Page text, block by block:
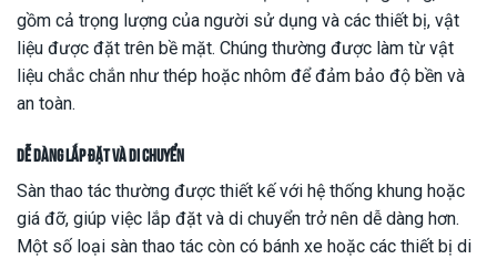
gồm cả trọng lượng của người sử dụng và các thiết bị, vật
liệu được đặt trên bề mặt. Chúng thường được làm từ vật
liệu chắc chắn như thép hoặc nhôm để đảm bảo độ bền và
an toàn.
Dễ dàng lắp đặt và di chuyển
Sàn thao tác thường được thiết kế với hệ thống khung hoặc
giá đỡ, giúp việc lắp đặt và di chuyển trở nên dễ dàng hơn.
Một số loại sàn thao tác còn có bánh xe hoặc các thiết bị di